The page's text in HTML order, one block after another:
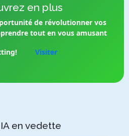
en plus
de révolutionner vos
tout en vous amusant
Visiter
en vedette